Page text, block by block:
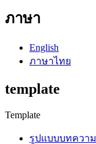
ภาษา
English
ภาษาไทย
template
Template
รูปแบบบทความ